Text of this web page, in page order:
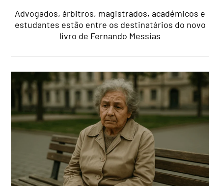
Advogados, árbitros, magistrados, académicos e
estudantes estão entre os destinatários do novo
livro de Fernando Messias